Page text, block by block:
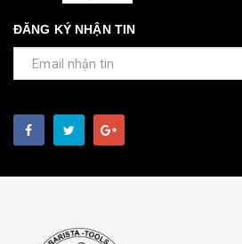
ĐĂNG KÝ NHẬN TIN